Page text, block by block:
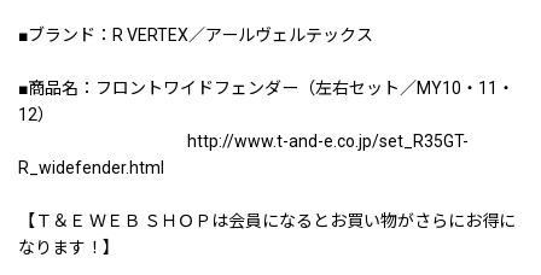
■ブランド：R VERTEX／アールヴェルテックス
■商品名：フロントワイドフェンダー（左右セット／MY10・11・
12）
http://www.t-and-e.co.jp/set_R35GT-
R_widefender.html
【Ｔ＆Ｅ ＷＥＢ ＳＨＯＰは会員になるとお買い物がさらにお得に
なります！】